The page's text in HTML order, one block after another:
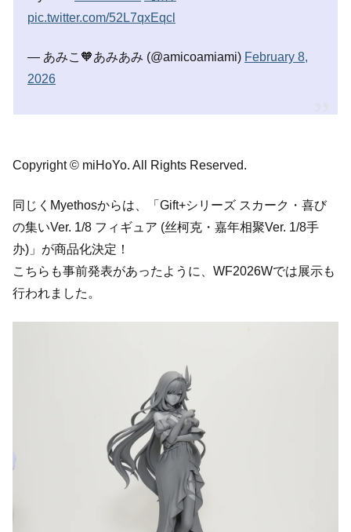
pic.twitter.com/52L7qxEqcl
— あみこ🧡あみあみ (@amicoamiami) February 8,
2026
Copyright © miHoYo. All Rights Reserved.
同じくMyethosからは、「Gift+シリーズ スカーク・喜び
の集いVer. 1/8 フィギュア (丝柯克・嘉年相聚Ver. 1/8手
办)」が商品化決定！
こちらも事前発表があったように、WF2026Wでは展示も
行われました。